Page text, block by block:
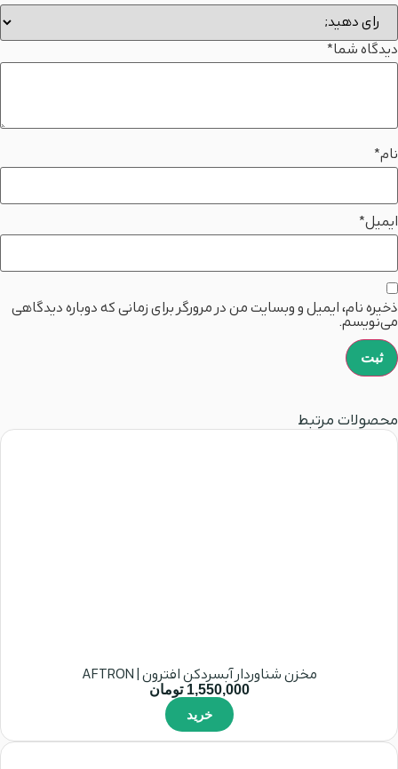
دیدگاه شما*
نام*
ایمیل*
ذخیره نام، ایمیل و وبسایت من در مرورگر برای زمانی که دوباره دیدگاهی
می‌نویسم.
محصولات مرتبط
مخزن شناوردار آبسردکن افترون | AFTRON
1,550,000 تومان
خرید